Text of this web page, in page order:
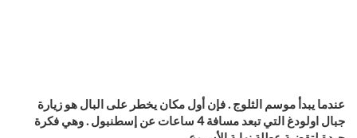
عندما يبدأ موسم الثلوج . فإن أول مكان يخطر على البال هو زيارة
جبال اولودغ التي تبعد مسافة 4 ساعات عن إسطنبول . وهي فكرة